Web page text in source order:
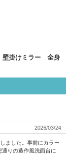
掛けミラー 全身
2026/03/24
ました。事前にカラー
りの造作風洗面台に